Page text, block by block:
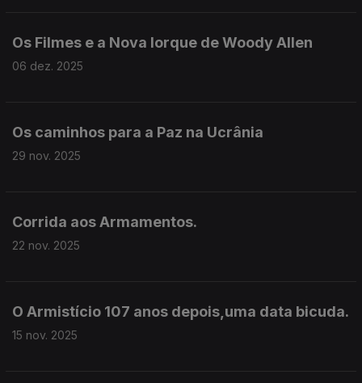
Os Filmes e a Nova Iorque de Woody Allen
06 dez. 2025
Os caminhos para a Paz na Ucrânia
29 nov. 2025
Corrida aos Armamentos.
22 nov. 2025
O Armistício 107 anos depois,uma data bicuda.
15 nov. 2025